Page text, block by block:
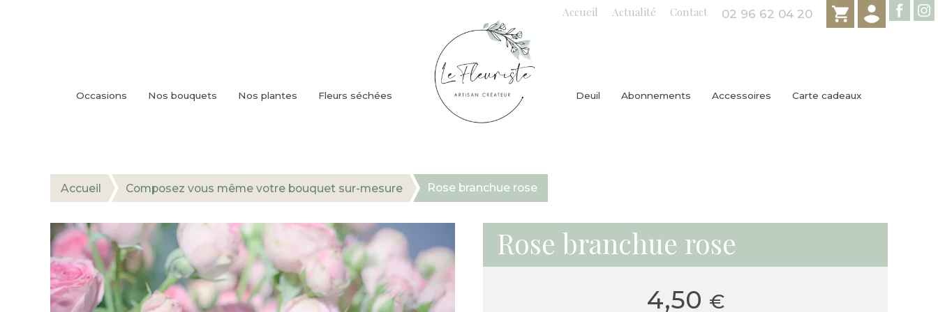
Occasions Nos bouquets Nos plantes Fleurs séchées Deuil Abonnements Accessoires Carte cadeaux
Accueil Actualité Contact 02 96 62 04 20
Accueil Composez vous même votre bouquet sur-mesure Rose branchue rose
Rose branchue rose
4,50 €